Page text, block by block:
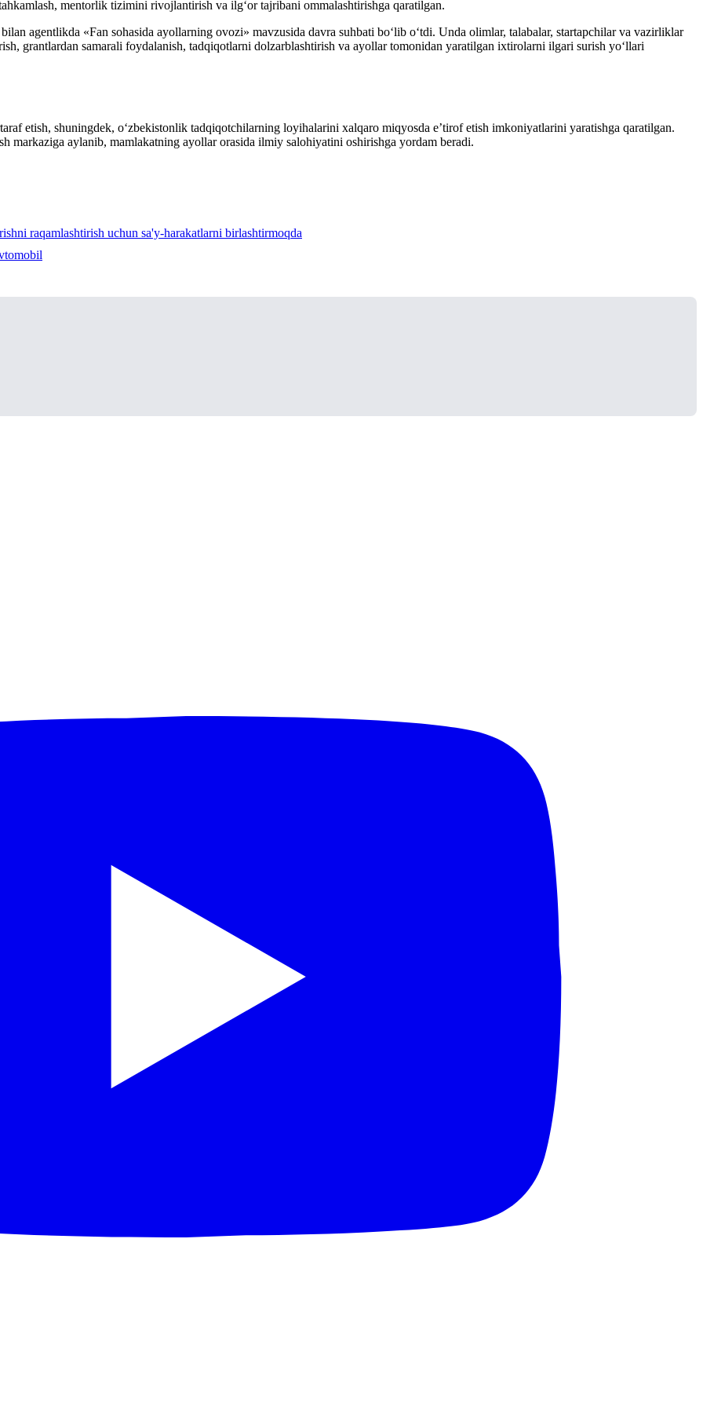
mentorlik tizimini rivojlantirish va ilg‘or tajribani ommalashtirishga qaratilgan.
agentlikda «Fan sohasida ayollarning ovozi» mavzusida davra suhbati bo‘lib o‘tdi. Unda olimlar, talabalar, startapchilar va vazirliklar
grantlardan samarali foydalanish, tadqiqotlarni dolzarblashtirish va ayollar tomonidan yaratilgan ixtirolarni ilgari surish yo‘llari
etish, shuningdek, o‘zbekistonlik tadqiqotchilarning loyihalarini xalqaro miqyosda e’tirof etish imkoniyatlarini yaratishga qaratilgan.
markaziga aylanib, mamlakatning ayollar orasida ilmiy salohiyatini oshirishga yordam beradi.
raqamlashtirish uchun sa'y-harakatlarni birlashtirmoqda